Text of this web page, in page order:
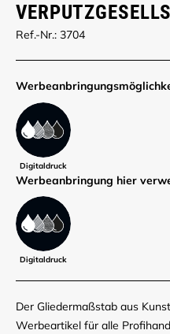
Ref.-Nr.: 3704
Digitaldruck
Werbe­anbringung hier
Digitaldruck
Der Gliedermaßstab aus
Werbeartikel für alle